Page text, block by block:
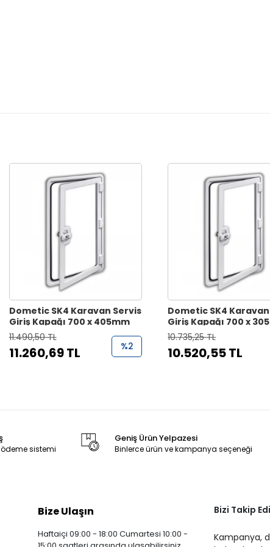
Dometic SK4 Karavan Servis
Giriş Kapağı 700 x 405mm
11.490,50 TL
11.260,69 TL %2
Dometic SK4
Giriş Kapağı 700 x
10.735,25 TL
10.520,55 TL
sistemi
Geniş Ürün Yelpazesi
Binlerce ürün ve kampanya seçeneği
Bize Ulaşın
Haftaiçi 09:00 - 18:00 Cumartesi 10:00 -
Bizi Takip
Kampanya,